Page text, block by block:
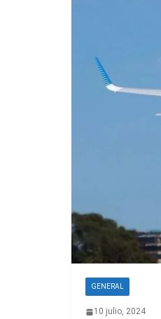
GENERAL
10 julio, 2024